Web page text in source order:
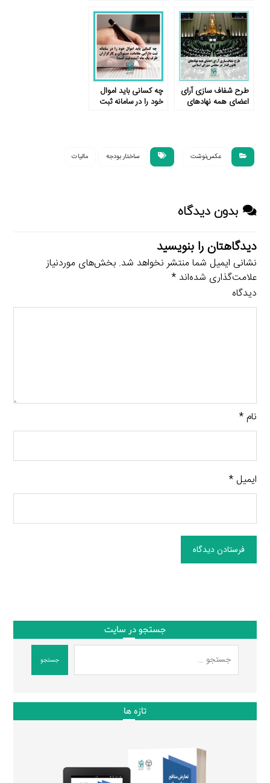
طرح شفاف سازی آرای
اعضای همه نهادهای
چه کسانی باید اموال
خود را در سامانه ثبت
عکس‌نوشت ساختار بودجه مالیات
بدون دیدگاه
دیدگاهتان را بنویسید
نشانی ایمیل شما منتشر نخواهد شد. بخش‌های موردنیاز
علامت‌گذاری شده‌اند*
دیدگاه
نام*
ایمیل*
فرستادن دیدگاه
جستجو در سایت
جستجو
تازه ها